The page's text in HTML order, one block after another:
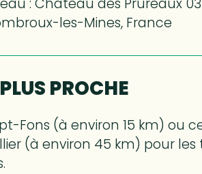
: Château des Prureaux
les-Mines, France
PROCHE
Fons (à environ 15 km) ou
(à environ 45 km) pour les